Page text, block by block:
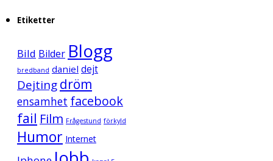
Etiketter
Bild Bilder Blogg
bredband daniel dejt
Dejtingdröm
ensamhet facebook
fail Film Frågestund förkyld
Humor Internet